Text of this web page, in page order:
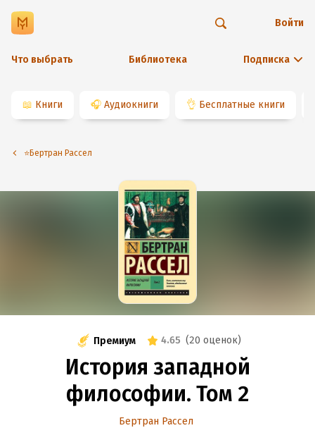
Что выбрать Библиотека Подписка
Войти
📖 Книги 🎧 Аудиокниги 👌 Бесплатные книги
⭐️Бертран Рассел
Премиум 4.65 (20 оценок)
История западной
философии. Том 2
Бертран Рассел